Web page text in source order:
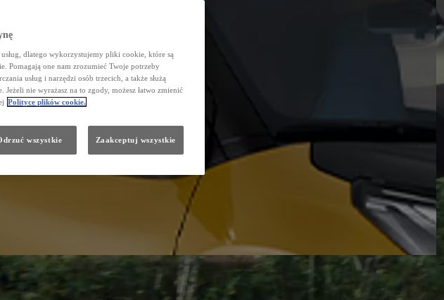
dlatego wykorzystujemy pliki cookie, które są
Pomagają one nam zrozumieć Twoje potrzeby
usług i narzędzi osób trzecich, a także służą
nie wyrażasz na to zgody, możesz łatwo zmienić
Polityce plików cookie.
wszystkie Zaakceptuj wszystkie